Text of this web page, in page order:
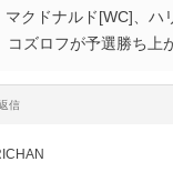
マクドナルド[WC]、ハ
ズロフが予選勝ち上
信